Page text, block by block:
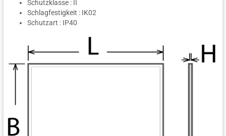
Schutzklasse : II
Schlagfestigkeit : IK02
Schutzart : IP40